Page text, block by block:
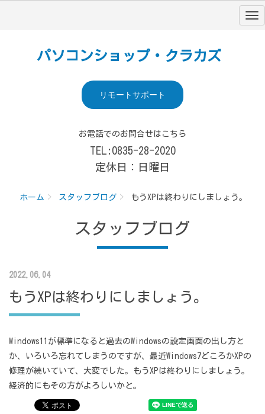
パソコンショップ・クラカズ
リモートサポート
お電話でのお問合せはこちら
TEL:0835-28-2020
定休日：日曜日
ホーム スタッフブログ もうXPは終わりにしましょう。
スタッフブログ
2022.06.04
もうXPは終わりにしましょう。
Windows11が標準になると過去のWindowsの設定画面の出し方と
か、いろいろ忘れてしまうのですが、最近Windows7どころかXPの
修理が続いていて、大変でした。もうXPは終わりにしましょう。
経済的にもその方がよろしいかと。